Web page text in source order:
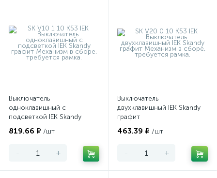
Выключатель
одноклавишный с
подсветкой IEK Skandy
819.66 ₽ /шт
- +
Выключатель
двухклавишный IEK Skandy
графит
463.39 ₽ /шт
- +